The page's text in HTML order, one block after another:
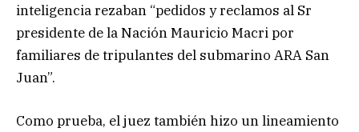
inteligencia rezaban “pedidos y reclamos al Sr
presidente de la Nación Mauricio Macri por
familiares de tripulantes del submarino ARA San
Juan”.
Como prueba, el juez también hizo un lineamiento